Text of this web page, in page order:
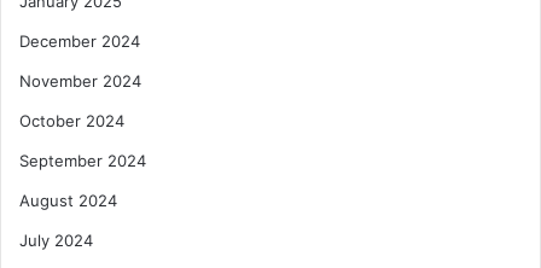
December 2024
November 2024
October 2024
September 2024
August 2024
July 2024